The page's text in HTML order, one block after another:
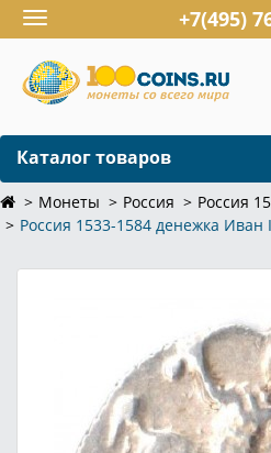
Toggle
navigation
+7(495)
Каталог товаров
Монеты Россия
Россия
Россия 1533-1584 денежка Иван